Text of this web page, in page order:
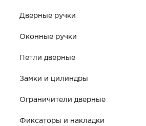
Дверные ручки
Оконные ручки
Петли дверные
Замки и цилиндры
Ограничители дверные
Фиксаторы и накладки